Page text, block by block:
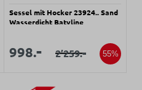
Sessel mit Hocker 23924.. Sand
Wasserdicht Batyline
Verkaufspreis:
Verkaufspreis:
998.- Regulärer Preis:
2’259.- 55%